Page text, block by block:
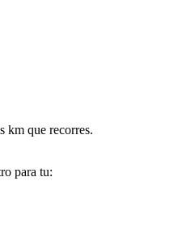
km que recorres.
para tu: